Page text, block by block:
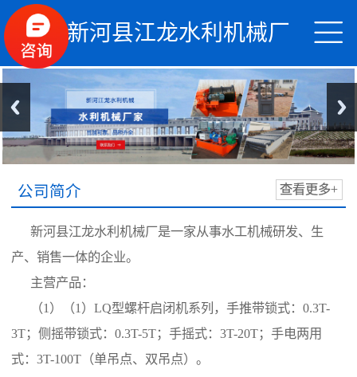

 新河县江龙水利机械厂
公司简介 查看更多+
新河县江龙水利机械厂是一家从事水工机械研发、生
产、销售一体的企业。
主营产品：
（1）（1）LQ型螺杆启闭机系列，手推带锁式：0.3T-
3T；侧摇带锁式：0.3T-5T；手摇式：3T-20T；手电两用
式：3T-100T（单吊点、双吊点）。